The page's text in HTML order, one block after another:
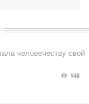
человечеству свой
548